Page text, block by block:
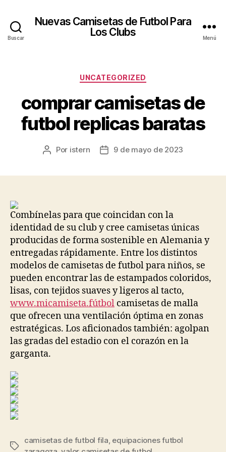
Buscar
Nuevas Camisetas de Futbol Para
Los Clubs
Menú
Categorías
UNCATEGORIZED
comprar camisetas de
futbol replicas baratas
Autor
Por istern
Fecha9 de mayo de 2023
Combínelas para que coincidan con la
identidad de su club y cree camisetas únicas
producidas de forma sostenible en Alemania y
entregadas rápidamente. Entre los distintos
modelos de camisetas de futbol para niños, se
pueden encontrar las de estampados coloridos,
lisas, con tejidos suaves y ligeros al tacto,
www.micamiseta.fútbol camisetas de malla
que ofrecen una ventilación óptima en zonas
estratégicas. Los aficionados también: agolpan
las gradas del estadio con el corazón en la
garganta.
Etiquetas
camisetas de futbol fila, equipaciones futbol